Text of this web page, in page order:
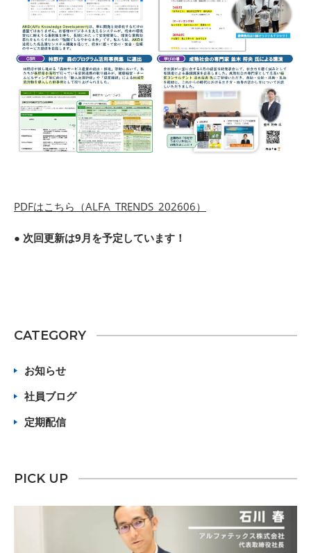
PDFはこちら（ALFA_TRENDS_202606）
● 次回更新は9月を予定しています！
CATEGORY
お知らせ
社員ブログ
定期配信
PICK UP